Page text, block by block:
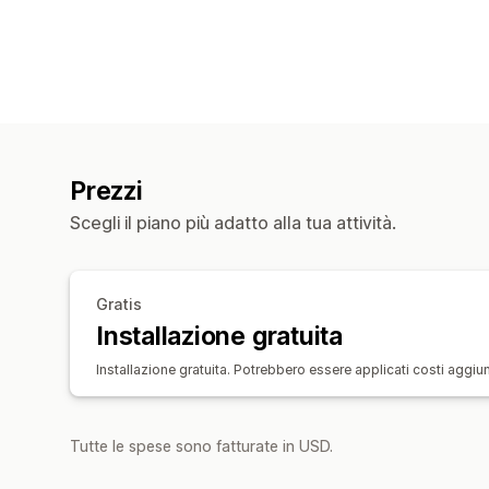
Prezzi
Scegli il piano più adatto alla tua attività.
Gratis
Installazione gratuita
Installazione gratuita. Potrebbero essere applicati costi
Tutte le spese sono fatturate in USD.